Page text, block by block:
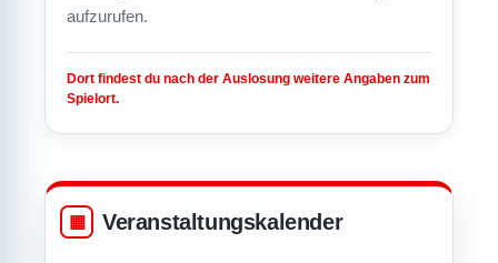
aufzurufen.
Dort findest du nach der Auslosung weitere Angaben zum
Spielort.
Veranstaltungskalender